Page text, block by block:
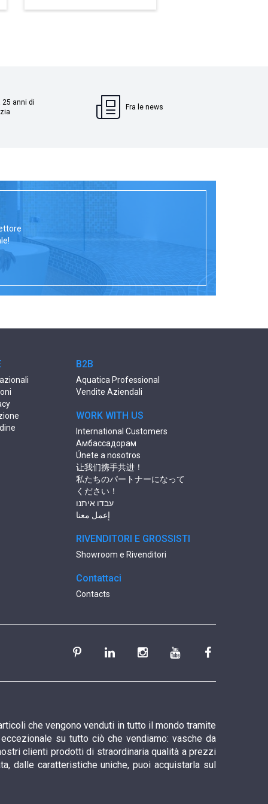
25 anni di
Fra le news
B2B
Aquatica Professional
Vendite Aziendali
WORK WITH US
International Customers
Амбассадорам
Únete a nosotros
让我们携手共进！
私たちのパートナーになって
ください！
עבדו איתנו
إعمل معنا
RIVENDITORI E GROSSISTI
Showroom e Rivenditori
Contattaci
Contacts
che vengono venduti in tutto il mondo tramite
su tutto ciò che vendiamo: vasche da
clienti prodotti di straordinaria qualità a prezzi
dalle caratteristiche uniche, puoi acquistarla sul